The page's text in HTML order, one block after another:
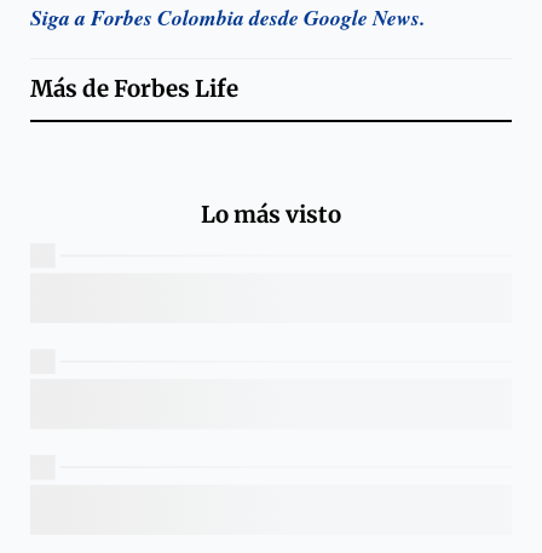
Siga a Forbes Colombia desde Google News.
Más deForbes Life
Lo más visto